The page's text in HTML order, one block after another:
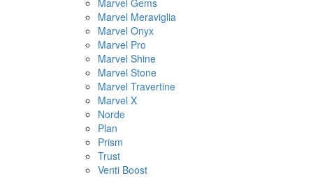
Marvel Gems
Marvel Meraviglia
Marvel Onyx
Marvel Pro
Marvel Shine
Marvel Stone
Marvel Travertine
Marvel X
Norde
Plan
Prism
Trust
Venti Boost